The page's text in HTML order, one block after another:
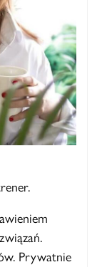
Prywatnie